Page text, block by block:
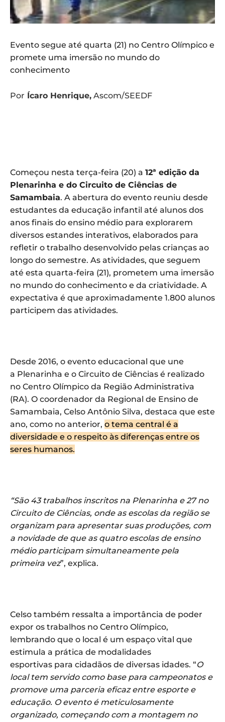
Evento segue até quarta (21) no Centro Olímpico e
promete uma imersão no mundo do
conhecimento
Por Ícaro Henrique, Ascom/SEEDF
Começou nesta terça-feira (20) a 12ª edição da
Plenarinha e do Circuito de Ciências de
Samambaia. A abertura do evento reuniu desde
estudantes da educação infantil até alunos dos
anos finais do ensino médio para explorarem
diversos estandes interativos, elaborados para
refletir o trabalho desenvolvido pelas crianças ao
longo do semestre. As atividades, que seguem
até esta quarta-feira (21), prometem uma imersão
no mundo do conhecimento e da criatividade. A
expectativa é que aproximadamente 1.800 alunos
participem das atividades.
Desde 2016, o evento educacional que une
a Plenarinha e o Circuito de Ciências é realizado
no Centro Olímpico da Região Administrativa
(RA). O coordenador da Regional de Ensino de
Samambaia, Celso Antônio Silva, destaca que este
ano, como no anterior, o tema central é a
diversidade e o respeito às diferenças entre os
seres humanos.
“São 43 trabalhos inscritos na Plenarinha e 27 no
Circuito de Ciências, onde as escolas da região se
organizam para apresentar suas produções, com
a novidade de que as quatro escolas de ensino
médio participam simultaneamente pela
primeira vez”, explica.
Celso também ressalta a importância de poder
expor os trabalhos no Centro Olímpico,
lembrando que o local é um espaço vital que
estimula a prática de modalidades
esportivas para cidadãos de diversas idades. “O
local tem servido como base para campeonatos e
promove uma parceria eficaz entre esporte e
educação. O evento é meticulosamente
organizado, começando com a montagem no